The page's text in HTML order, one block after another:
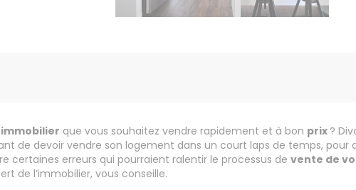
que vous souhaitez vendre rapidement et à bon prix ?
de devoir vendre son logement dans un court laps de temps,
certaines erreurs qui pourraient ralentir le processus de vente de
de l’immobilier, vous conseille.